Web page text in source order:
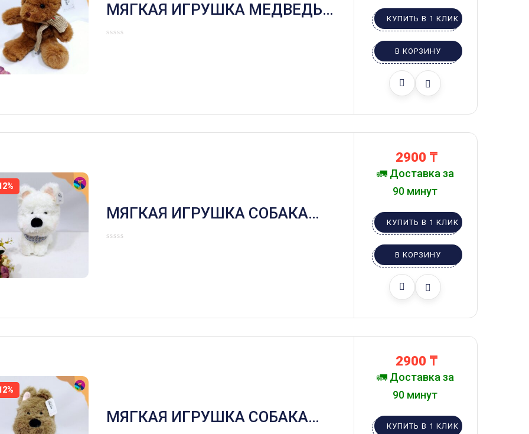
МЯГКАЯ ИГРУШКА МЕДВЕДЬ В
ШАРФИКЕ КОРИЧНЕВЫЙ
КУПИТЬ В 1 КЛИК
В КОРЗИНУ
МЯГКАЯ ИГРУШКА СОБАКА
СИДЯЧАЯ БЕЛАЯ
2900 ₸
🚛 Доставка за
90 минут
КУПИТЬ В 1 КЛИК
В КОРЗИНУ
МЯГКАЯ ИГРУШКА СОБАКА
2900 ₸
🚛 Доставка за
90 минут
КУПИТЬ В 1 КЛИК